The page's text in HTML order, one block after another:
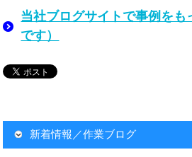
当社ブログサイトで事例をも
です）
新着情報／作業ブログ